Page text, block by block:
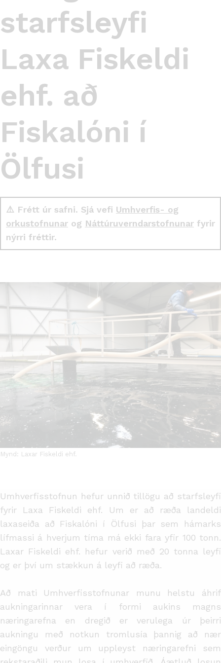
starfsleyfi
Laxa Fiskeldi
ehf. að
Fiskalóni í
Ölfusi
⚠️ Frétt úr safni. Sjá vefi Umhverfis- og
orkustofnunar og Náttúruverndarstofnunar fyrir
nýrri fréttir.
Mynd: Laxar Fiskeldi ehf.
Umhverfisstofnun hefur unnið tillögu að starfsleyfi
fyrir Laxa Fiskeldi ehf. Um er að ræða landeldi
laxaseiða að Fiskalóni í Ölfusi þar sem hámarks
lífmassi á hverjum tíma má ekki fara yfir 100 tonn.
Laxar Fiskeldi ehf. hefur verið með 20 tonna leyfi
og er því um stækkun á leyfi að ræða.
Að mati Umhverfisstofnunar munu helstu áhrif
aukningarinnar vera í formi aukins magns
næringarefna en dregið er verulega úr þeirri
aukningu með notkun tromlusía þannig að nær
eingöngu verður um uppleyst næringarefni sem